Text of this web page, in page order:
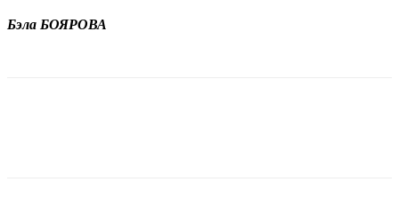
Бэла БОЯРОВА